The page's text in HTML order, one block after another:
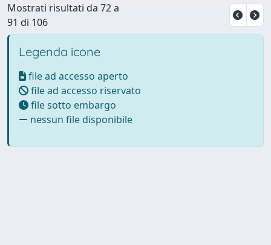
Mostrati risultati da 72 a
91 di 106
Legenda icone
file ad accesso aperto
file ad accesso riservato
file sotto embargo
nessun file disponibile